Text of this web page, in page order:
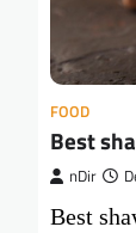
FOOD
Best
nDir
Best